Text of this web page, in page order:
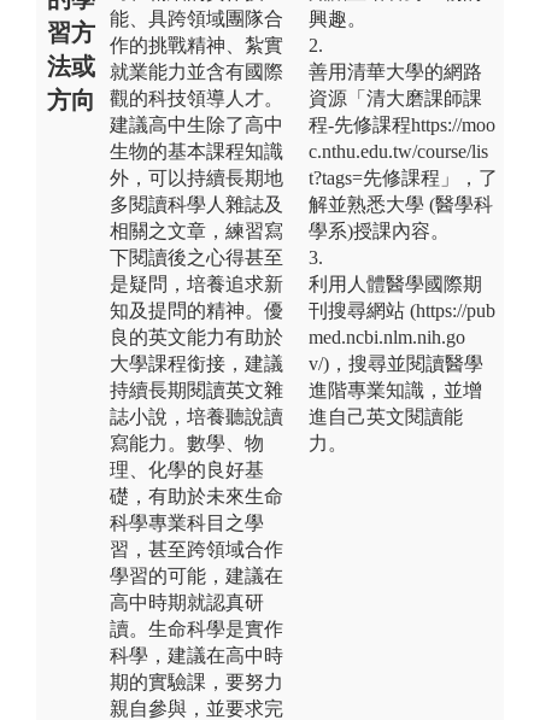
習方
法或
方向
能、具跨領域團隊合
作的挑戰精神、紮實
就業能力並含有國際
觀的科技領導人才。
建議高中生除了高中
生物的基本課程知識
外，可以持續長期地
多閱讀科學人雜誌及
相關之文章，練習寫
下閱讀後之心得甚至
是疑問，培養追求新
知及提問的精神。優
良的英文能力有助於
大學課程銜接，建議
持續長期閱讀英文雜
誌小說，培養聽說讀
寫能力。數學、物
理、化學的良好基
礎，有助於未來生命
科學專業科目之學
習，甚至跨領域合作
學習的可能，建議在
高中時期就認真研
讀。生命科學是實作
科學，建議在高中時
期的實驗課，要努力
親自參與，並要求完
興趣。
2.
善用清華大學的網路
資源「清大磨課師課
程-先修課程https://moo
c.nthu.edu.tw/course/lis
t?tags=先修課程」，了
解並熟悉大學 (醫學科
學系)授課內容。
3.
利用人體醫學國際期
刊搜尋網站 (https://pub
med.ncbi.nlm.nih.go
v/)，搜尋並閱讀醫學
進階專業知識，並增
進自己英文閱讀能
力。